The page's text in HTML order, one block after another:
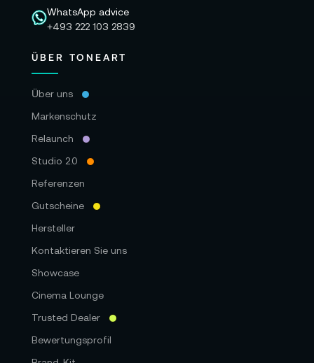
WhatsApp advice
+493 222 103 2839
ÜBER TONEART
Über uns
Markenschutz
Relaunch
Studio 2.0
Referenzen
Gutscheine
Hersteller
Kontaktieren Sie uns
Showcase
Cinema Lounge
Trusted Dealer
Bewertungsprofil